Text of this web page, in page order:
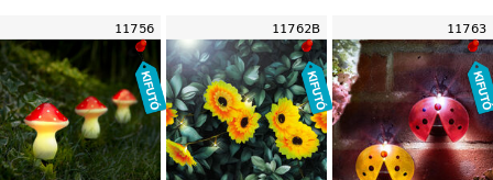
11756 11762B 11763